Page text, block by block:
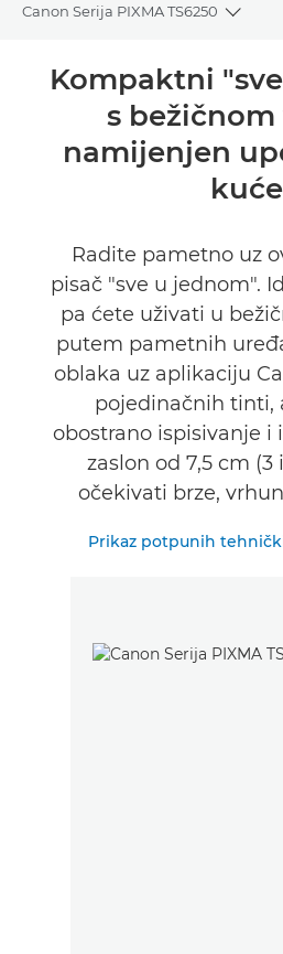
Canon Serija PIXMA TS6250
Pregled
Tehnički podaci
Kompaktni
s bežičnom
namijenjen
kuće
Radite pametno uz
pisač "sve u jednom".
pa ćete uživati u
putem pametnih
oblaka uz aplikaciju
pojedinačnih tinti,
obostrano ispisivanje
zaslon od 7,5 cm
očekivati brze,
Prikaz potpunih